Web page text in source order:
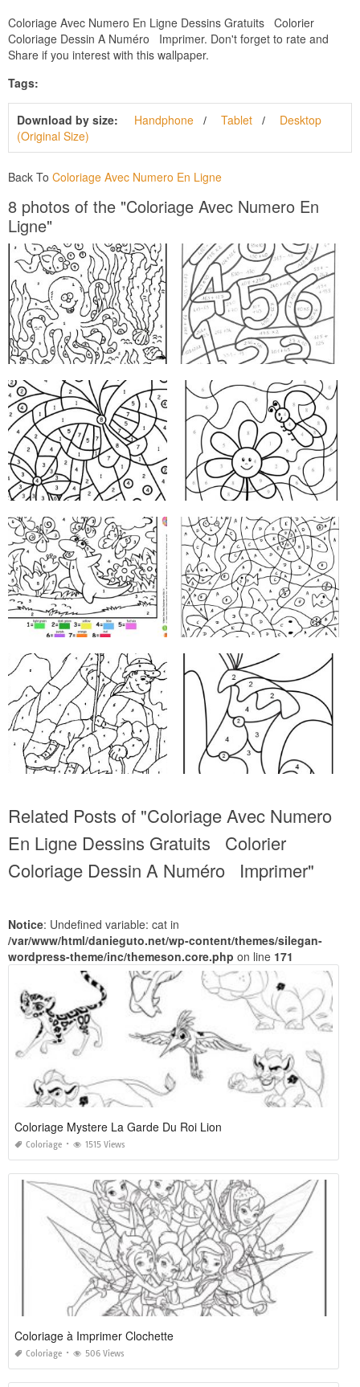
Coloriage Avec Numero En Ligne Dessins Gratuits Colorier
Coloriage Dessin A Numéro Imprimer. Don't forget to rate and
Share if you interest with this wallpaper.
Tags:
Download by size: Handphone Tablet
Desktop
(Original Size)
Back To Coloriage Avec Numero En Ligne
8 photos of the "Coloriage Avec Numero En
Ligne"
Related Posts of "Coloriage Avec Numero
En Ligne Dessins Gratuits Colorier
Coloriage Dessin A Numéro Imprimer"
Notice: Undefined variable: cat in
/var/www/html/danieguto.net/wp-content/themes/silegan-
wordpress-theme/inc/themeson.core.php on line 171
Coloriage Mystere La Garde Du Roi Lion
Coloriage 1515 Views
Coloriage à Imprimer Clochette
Coloriage 506 Views